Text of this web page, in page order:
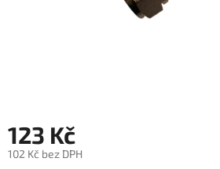
123 Kč
102 Kč bez DPH